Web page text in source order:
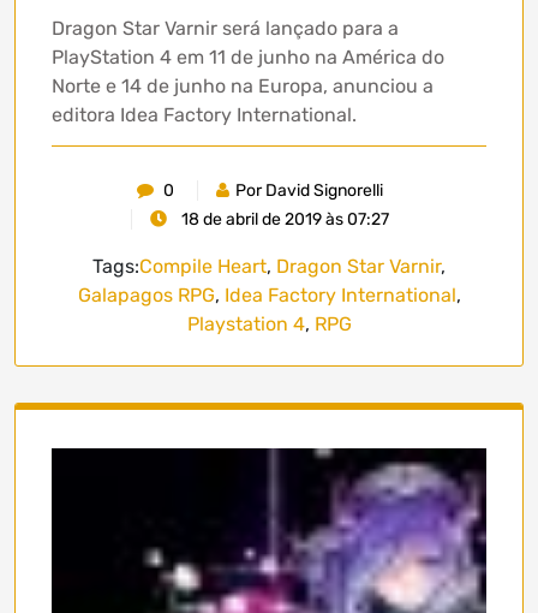
Dragon Star Varnir será lançado para a
PlayStation 4 em 11 de junho na América do
Norte e 14 de junho na Europa, anunciou a
editora Idea Factory International.
0
Por David Signorelli
18 de abril de 2019 às 07:27
Tags:Compile Heart, Dragon Star Varnir,
Galapagos RPG, Idea Factory International,
Playstation 4, RPG